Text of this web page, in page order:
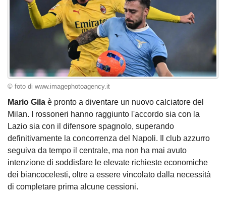
© foto di www.imagephotoagency.it
Mario Gila è pronto a diventare un nuovo calciatore del
Milan. I rossoneri hanno raggiunto l'accordo sia con la
Lazio sia con il difensore spagnolo, superando
definitivamente la concorrenza del Napoli. Il club azzurro
seguiva da tempo il centrale, ma non ha mai avuto
intenzione di soddisfare le elevate richieste economiche
dei biancocelesti, oltre a essere vincolato dalla necessità
di completare prima alcune cessioni.